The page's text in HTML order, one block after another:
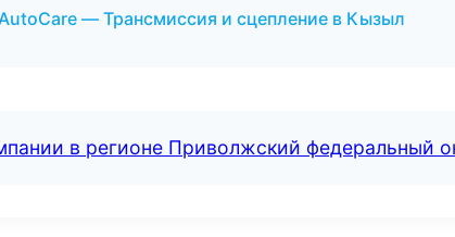
— Трансмиссия и сцепление в Кызыл
в регионе Приволжский федеральный